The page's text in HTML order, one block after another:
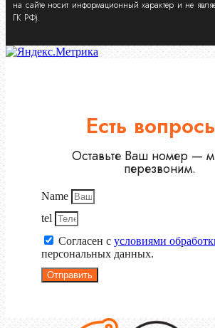
на сайте носит информационный характер и не
ГК РФ).
Есть
Оставьте Ваш номер —
перезвоним.
Name
tel
Согласен с условиями
персональных данных.
Отправить